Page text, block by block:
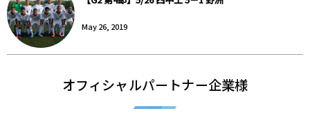
May 26, 2019
オフィシャルパートナー企業様